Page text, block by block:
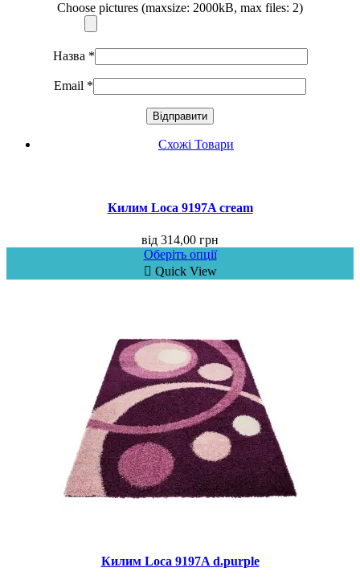
Choose pictures (maxsize: 2000kB, max files: 2)
Назва *
Email *
Схожі Товари
Килим Loca 9197A cream
від 314,00 грн
Оберіть опції
Quick View
Килим Loca 9197A d.purple